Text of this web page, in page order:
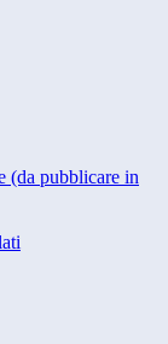
(da pubblicare in